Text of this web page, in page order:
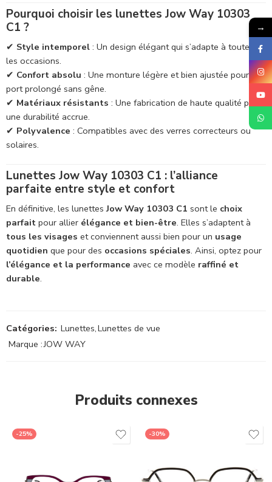
Pourquoi choisir les lunettes Jow Way 10303
C1 ?
✔ Style intemporel : Un design élégant qui s’adapte à toutes
les occasions.
✔ Confort absolu : Une monture légère et bien ajustée pour un
port prolongé sans gêne.
✔ Matériaux résistants : Une fabrication de haute qualité pour
une durabilité accrue.
✔ Polyvalence : Compatibles avec des verres correcteurs ou
solaires.
Lunettes Jow Way 10303 C1 : l’alliance
parfaite entre style et confort
En définitive, les lunettesJow Way 10303 C1 sont le choix
parfait pour allier élégance et bien-être. Elles s’adaptent à
tous les visages et conviennent aussi bien pour un usage
quotidien que pour des occasions spéciales. Ainsi, optez pour
l’élégance et la performance avec ce modèle raffiné et
durable.
Catégories: Lunettes,Lunettes de vue
Marque :JOW WAY
Produits connexes
-25% -30%
→